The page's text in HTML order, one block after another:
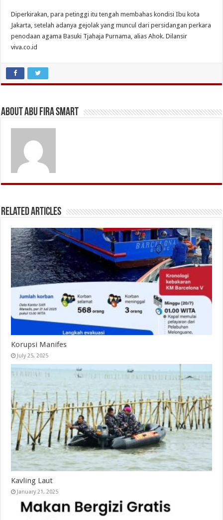
Diperkirakan, para petinggi itu tengah membahas kondisi Ibu kota
Jakarta, setelah adanya gejolak yang muncul dari persidangan perkara
penodaan agama Basuki Tjahaja Purnama, alias Ahok. Dilansir
viva.co.id
About Abu Fira Smart
Related Articles
Korupsi Manifes
July 25, 2025
Kavling Laut
January 21, 2025